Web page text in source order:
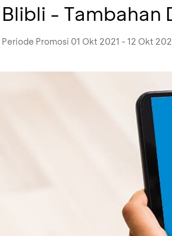
Blibli - Tambahan
Periode Promosi 01 Okt 2021 - 12 Okt